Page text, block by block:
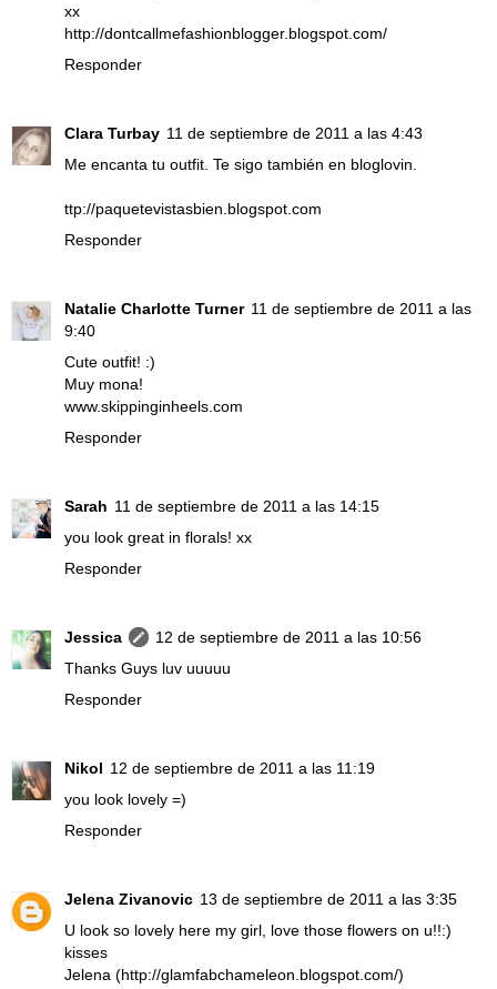
xx
http://dontcallmefashionblogger.blogspot.com/
Responder
Clara Turbay 11 de septiembre de 2011 a las 4:43
Me encanta tu outfit. Te sigo también en bloglovin.
ttp://paquetevistasbien.blogspot.com
Responder
Natalie Charlotte Turner 11 de septiembre de 2011 a las
9:40
Cute outfit! :)
Muy mona!
www.skippinginheels.com
Responder
Sarah 11 de septiembre de 2011 a las 14:15
you look great in florals! xx
Responder
Jessica
12 de septiembre de 2011 a las 10:56
Thanks Guys luv uuuuu
Responder
Nikol 12 de septiembre de 2011 a las 11:19
you look lovely =)
Responder
Jelena Zivanovic 13 de septiembre de 2011 a las 3:35
U look so lovely here my girl, love those flowers on u!!:)
kisses
Jelena (http://glamfabchameleon.blogspot.com/)